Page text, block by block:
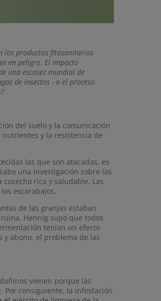
los productos fitosanitarios
en peligro. El impacto
una escasez mundial de
de insectos - o el proceso
del suelo y la comunicación
y la resistencia de
las que son atacadas, es
una investigación sobre las
rica y saludable. Las
escarabajos.
de las granjas estaban
Hennig supo que todos
tenían un efecto
y abono, el problema de las
vienen porque las
consiguiente, la infestación